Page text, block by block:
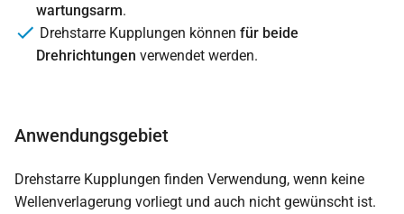
wartungsarm.
Drehstarre Kupplungen können für beide
Drehrichtungen verwendet werden.
Anwendungsgebiet
Drehstarre Kupplungen finden Verwendung, wenn keine
Wellenverlagerung vorliegt und auch nicht gewünscht ist.